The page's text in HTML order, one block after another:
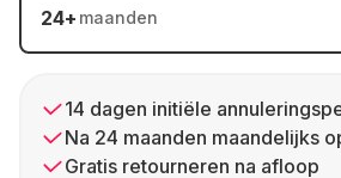
24+ maanden
14 dagen initiële
Na 24 maanden maandelijks
Gratis retourneren na afloop